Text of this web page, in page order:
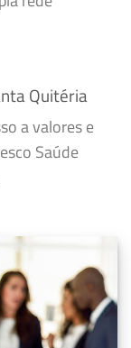
Quitéria
a valores e
Saúde